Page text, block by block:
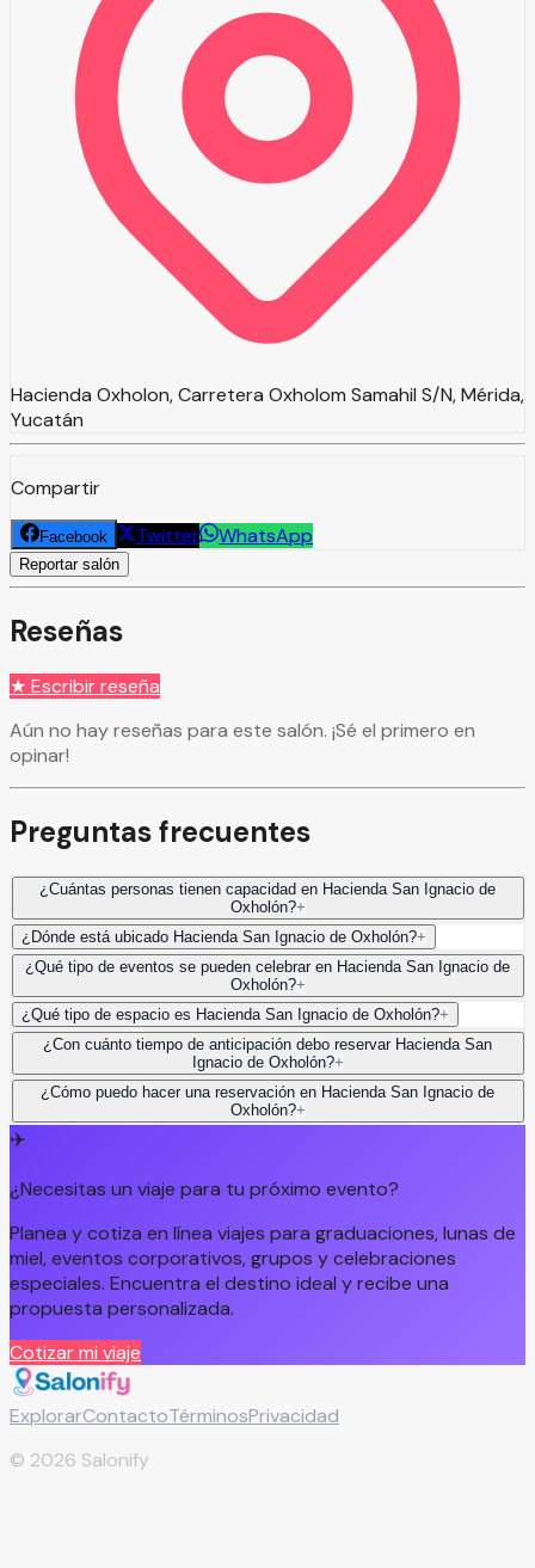
Hacienda Oxholon, Carretera Oxholom Samahil S/N, Mérida,
Yucatán
Compartir
Facebook Twitter WhatsApp
Reportar salón
Reseñas
★ Escribir reseña
Aún no hay reseñas para este salón. ¡Sé el primero en
opinar!
Preguntas frecuentes
¿Cuántas personas tienen capacidad en Hacienda San Ignacio de
Oxholón?+
¿Dónde está ubicado Hacienda San Ignacio de Oxholón?+
¿Qué tipo de eventos se pueden celebrar en Hacienda San Ignacio de
Oxholón?+
¿Qué tipo de espacio es Hacienda San Ignacio de Oxholón?+
¿Con cuánto tiempo de anticipación debo reservar Hacienda San
Ignacio de Oxholón?+
¿Cómo puedo hacer una reservación en Hacienda San Ignacio de
Oxholón?+
✈️
¿Necesitas un viaje para tu próximo evento?
Planea y cotiza en línea viajes para graduaciones, lunas de
miel, eventos corporativos, grupos y celebraciones
especiales. Encuentra el destino ideal y recibe una
propuesta personalizada.
Cotizar mi viaje
ExplorarContactoTérminosPrivacidad
© 2026 Salonify